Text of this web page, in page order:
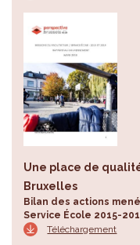
Une place de
Bruxelles
Bilan des actions
Service École 2015-
Téléchargement